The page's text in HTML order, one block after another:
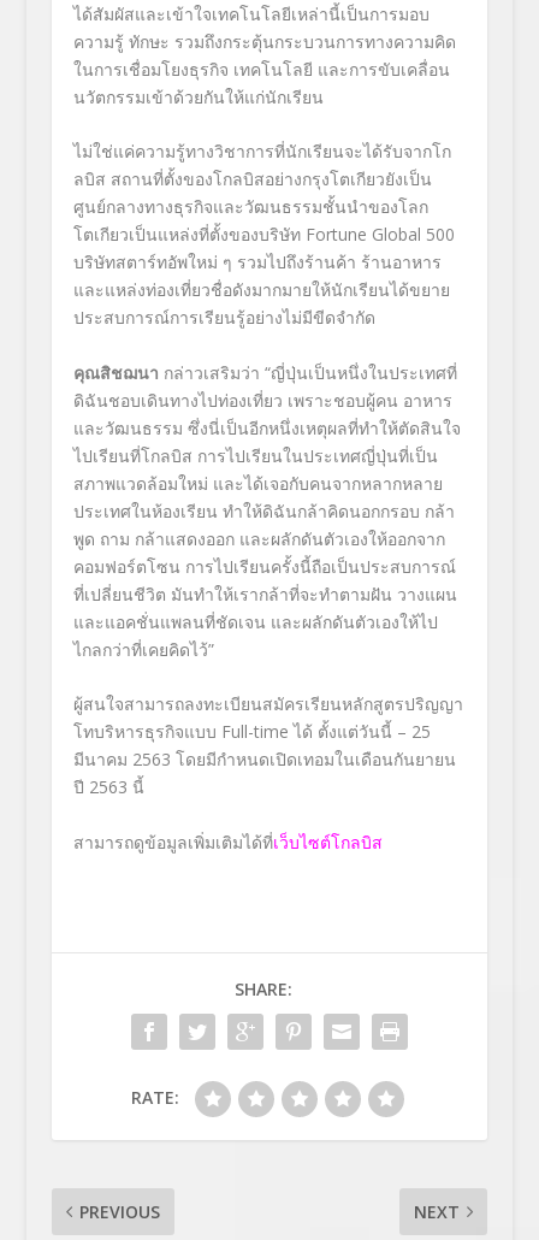
ได้สัมผัสและเข้าใจเทคโนโลยีเหล่านี้เป็นการมอบ
ความรู้ ทักษะ รวมถึงกระตุ้นกระบวนการทางความคิด
ในการเชื่อมโยงธุรกิจ เทคโนโลยี และการขับเคลื่อน
นวัตกรรมเข้าด้วยกันให้แก่นักเรียน
ไม่ใช่แค่ความรู้ทางวิชาการที่นักเรียนจะได้รับจากโก
ลบิส สถานที่ตั้งของโกลบิสอย่างกรุงโตเกียวยังเป็น
ศูนย์กลางทางธุรกิจและวัฒนธรรมชั้นนำของโลก
โตเกียวเป็นแหล่งที่ตั้งของบริษัท Fortune Global 500
บริษัทสตาร์ทอัพใหม่ ๆ รวมไปถึงร้านค้า ร้านอาหาร
และแหล่งท่องเที่ยวชื่อดังมากมายให้นักเรียนได้ขยาย
ประสบการณ์การเรียนรู้อย่างไม่มีขีดจำกัด
คุณสิชฌนา กล่าวเสริมว่า “ญี่ปุ่นเป็นหนึ่งในประเทศที่
ดิฉันชอบเดินทางไปท่องเที่ยว เพราะชอบผู้คน อาหาร
และวัฒนธรรม ซึ่งนี่เป็นอีกหนึ่งเหตุผลที่ทำให้ตัดสินใจ
ไปเรียนที่โกลบิส การไปเรียนในประเทศญี่ปุ่นที่เป็น
สภาพแวดล้อมใหม่ และได้เจอกับคนจากหลากหลาย
ประเทศในห้องเรียน ทำให้ดิฉันกล้าคิดนอกกรอบ กล้า
พูด ถาม กล้าแสดงออก และผลักดันตัวเองให้ออกจาก
คอมฟอร์ตโซน การไปเรียนครั้งนี้ถือเป็นประสบการณ์
ที่เปลี่ยนชีวิต มันทำให้เรากล้าที่จะทำตามฝัน วางแผน
และแอคชั่นแพลนที่ชัดเจน และผลักดันตัวเองให้ไป
ไกลกว่าที่เคยคิดไว้”
ผู้สนใจสามารถลงทะเบียนสมัครเรียนหลักสูตรปริญญา
โทบริหารธุรกิจแบบ Full-time ได้ ตั้งแต่วันนี้ – 25
มีนาคม 2563 โดยมีกำหนดเปิดเทอมในเดือนกันยายน
ปี 2563 นี้
สามารถดูข้อมูลเพิ่มเติมได้ที่เว็บไซต์โกลบิส
SHARE:
RATE:
PREVIOUS NEXT